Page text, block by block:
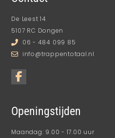
De Leest 14
5107 RC Dongen
06 - 484 099 85
info@trappentotaal.nl
Openingstijden
Maandag: 9.00 - 17.00 uur